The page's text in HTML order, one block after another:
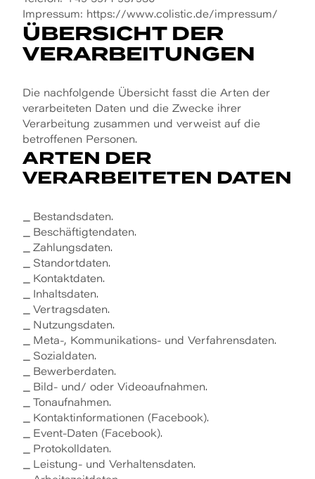
Impressum: https://www.colistic.de/impressum/
ÜBERSICHT DER
VERARBEITUNGEN
Die nachfolgende Übersicht fasst die Arten der
verarbeiteten Daten und die Zwecke ihrer
Verarbeitung zusammen und verweist auf die
betroffenen Personen.
ARTEN DER
VERARBEITETEN DATEN
Bestandsdaten.
Beschäftigtendaten.
Zahlungsdaten.
Standortdaten.
Kontaktdaten.
Inhaltsdaten.
Vertragsdaten.
Nutzungsdaten.
Meta-, Kommunikations- und Verfahrensdaten.
Sozialdaten.
Bewerberdaten.
Bild- und/ oder Videoaufnahmen.
Tonaufnahmen.
Kontaktinformationen (Facebook).
Event-Daten (Facebook).
Protokolldaten.
Leistung- und Verhaltensdaten.